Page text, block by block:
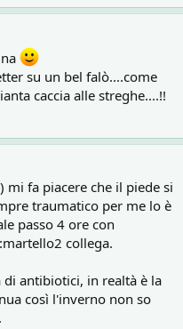
su un bel falò....come
caccia alle streghe....!!
mi fa piacere che il piede si
traumatico per me lo è
passo 4 ore con
collega.
antibiotici, in realtà è la
così l'inverno non so